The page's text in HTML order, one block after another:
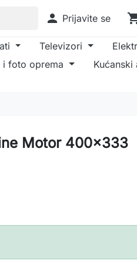
 Prijavite se
Televizori
i foto oprema Kućanski
Motor 400x333